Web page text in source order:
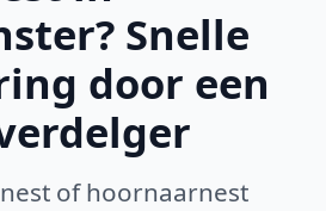
Snelle
door een
of hoornaarnest